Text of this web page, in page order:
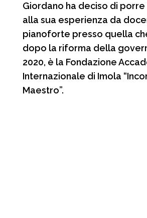
Giordano ha deciso di
alla sua esperienza da
pianoforte presso quella
dopo la riforma della
2020, è la Fondazione
Internazionale di Imola
Maestro”.